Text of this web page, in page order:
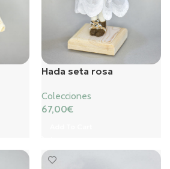
Hada seta rosa
Colecciones
67,00€